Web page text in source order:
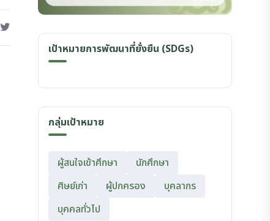
เป้าหมายการพัฒนาที่ยั่งยืน (SDGs)
กลุ่มเป้าหมาย
ผู้สนใจเข้าศึกษา
นักศึกษา
ศิษย์เก่า
ผู้ปกครอง
บุคลากร
บุคคลทั่วไป